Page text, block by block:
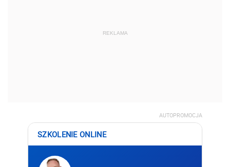
REKLAMA
AUTOPROMOCJA
SZKOLENIE ONLINE